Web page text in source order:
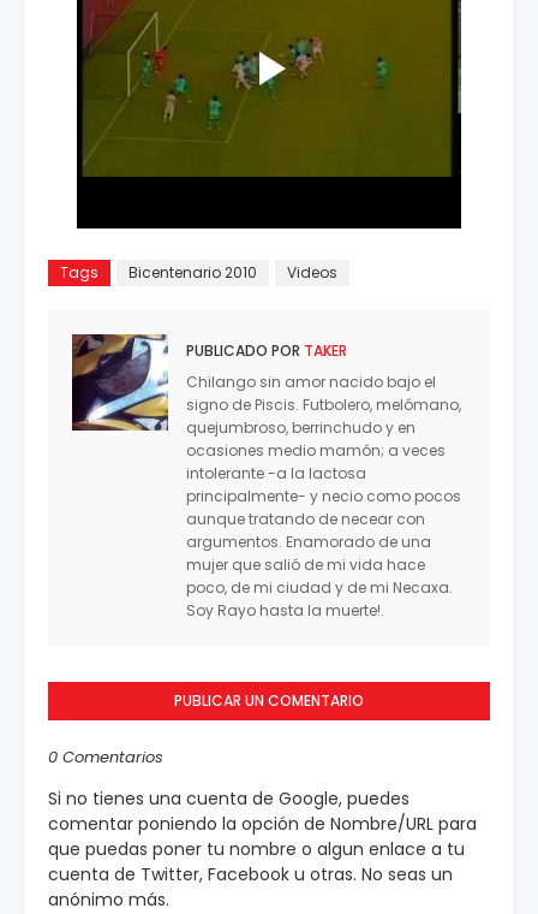
Tags Bicentenario 2010 Videos
PUBLICADO POR TAKER
Chilango sin amor nacido bajo el
signo de Piscis. Futbolero, melómano,
quejumbroso, berrinchudo y en
ocasiones medio mamón; a veces
intolerante -a la lactosa
principalmente- y necio como pocos
aunque tratando de necear con
argumentos. Enamorado de una
mujer que salió de mi vida hace
poco, de mi ciudad y de mi Necaxa.
Soy Rayo hasta la muerte!.
PUBLICAR UN COMENTARIO
0 Comentarios
Si no tienes una cuenta de Google, puedes
comentar poniendo la opción de Nombre/URL para
que puedas poner tu nombre o algun enlace a tu
cuenta de Twitter, Facebook u otras. No seas un
anónimo más.